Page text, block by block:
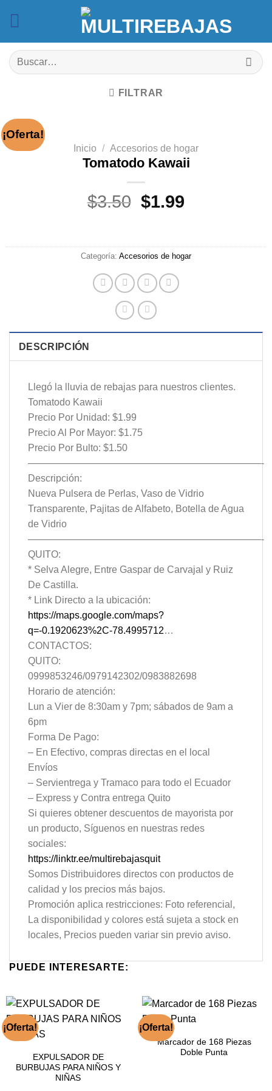
Buscar
por:
FILTRAR
¡Oferta!
Inicio / Accesorios de hogar
Tomatodo Kawaii
$3.50 El
era:
$3.50.
$1.99
es:
Categoría: Accesorios de hogar
DESCRIPCIÓN
Llegó la lluvia de rebajas para nuestros clientes.
Tomatodo Kawaii
Precio Por Unidad: $1.99
Precio Al Por Mayor: $1.75
Precio Por Bulto: $1.50
————————————————————————-
Descripción:
Nueva Pulsera de Perlas, Vaso de Vidrio
Transparente, Pajitas de Alfabeto, Botella de Agua
de Vidrio
————————————————————————-
QUITO:
* Selva Alegre, Entre Gaspar de Carvajal y Ruiz
De Castilla.
* Link Directo a la ubicación:
https://maps.google.com/maps?
q=-0.1920623%2C-78.4995712…
CONTACTOS:
QUITO:
0999853246/0979142302/0983882698
Horario de atención:
Lun a Vier de 8:30am y 7pm; sábados de 9am a
6pm
Forma De Pago:
– En Efectivo, compras directas en el local
Envíos
– Servientrega y Tramaco para todo el Ecuador
– Express y Contra entrega Quito
Si quieres obtener descuentos de mayorista por
un producto, Síguenos en nuestras redes
sociales:
https://linktr.ee/multirebajasquit
Somos Distribuidores directos con productos de
calidad y los precios más bajos.
Promoción aplica restricciones: Foto referencial,
La disponibilidad y colores está sujeta a stock en
locales, Precios pueden variar sin previo aviso.
PUEDE INTERESARTE:
¡Oferta!
EXPULSADOR DE
BURBUJAS PARA NIÑOS Y
NIÑAS
¡Oferta!
Marcador de 168 Piezas
Doble Punta